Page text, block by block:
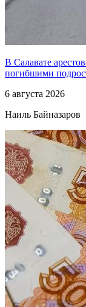
В Салавате
погибшими
6 августа 2026
Наиль Байназаров